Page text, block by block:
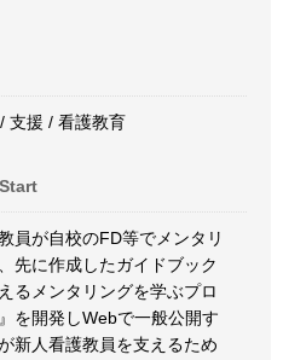
支援 / 看護教育
員が自校のFD等でメンタリ
先に作成したガイドブック
るメンタリングを学ぶプロ
を開発しWebで一般公開す
新人看護教員を支えるため